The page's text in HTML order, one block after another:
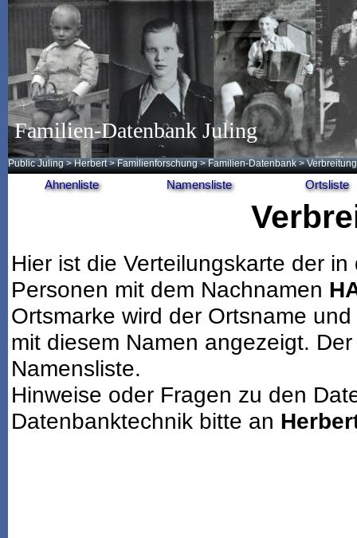
Familien-Datenbank Juling
Public Juling >Herbert >Familienforschung >Familien-Datenbank >
Ahnenliste Namensliste Ortsliste
Hier ist die Verteilungskarte der
Personen mit dem Nachnamen
Ortsmarke wird der Ortsname
mit diesem Namen angezeigt.
Namensliste.
Hinweise oder Fragen zu den
Datenbanktechnik bitte an